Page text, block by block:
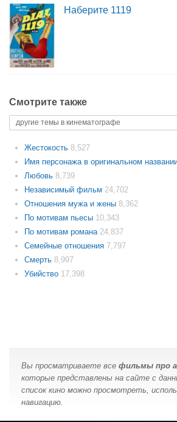
Наберите 1119
Смотрите также
другие темы в кинематографе
Жестокость 8,527
Имя персонажа в оригинальном
Любовь 8,739
Независимый фильм 24,702
Отношения мужа и жены 8,362
По мотивам пьесы 10,343
По мотивам романа 24,837
Семейные отношения 7,797
Смерть 8,997
Убийство 17,398
Вы просматриваете все фильмы про
которые представлены на сайте с
список кино можно просмотреть,
навигацию.